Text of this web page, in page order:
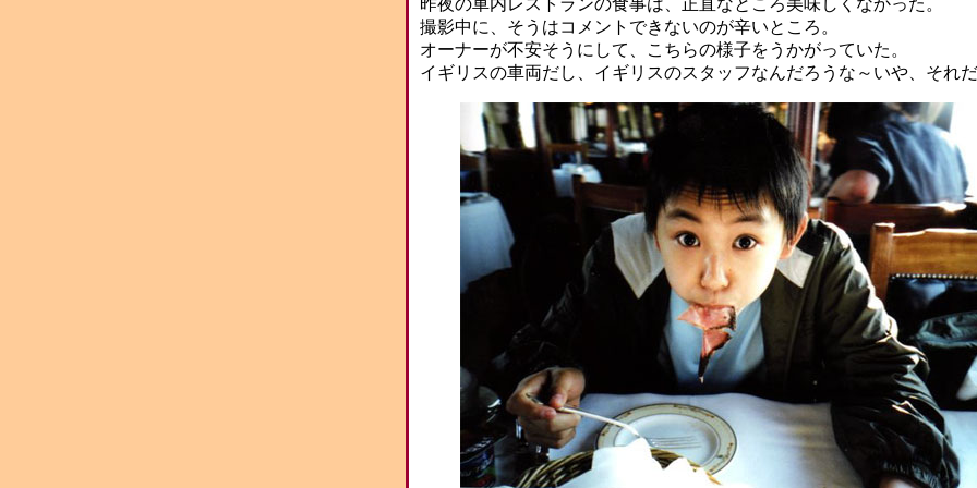
昨夜の車内レストランの食事は、正直なところ美味しくなかった。
撮影中に、そうはコメントできないのが辛いところ。
オーナーが不安そうにして、こちらの様子をうかがっていた。
イギリスの車両だし、イギリスのスタッフなんだろうな～いや、それ